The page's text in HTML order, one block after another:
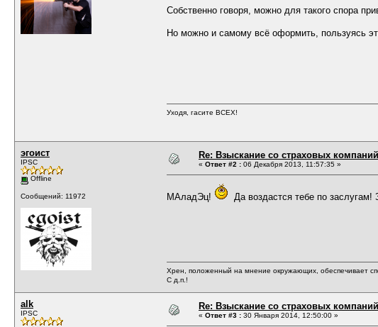
Собственно говоря, можно для такого спора
Но можно и самому всё оформить, пользуясь
Уходя, гасите ВСЕХ!
эгоист
IPSC
Offline
Сообщений: 11972
Re: Взыскание со страховых
« Ответ #2 : 06 Декабря 2013, 11:57:35 »
МАладЭц! Да воздастся тебе по
Хрен, положенный на мнение окружающих, обеспечивает
С д.п.!
alk
IPSC
Re: Взыскание со страховых
« Ответ #3 : 30 Января 2014, 12:50:00 »